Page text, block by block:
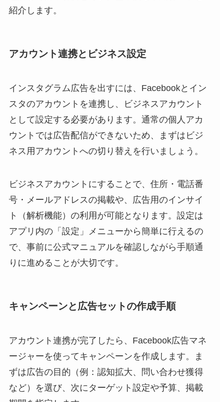
紹介します。
アカウント連携とビジネス設定
インスタグラム広告を出すには、Facebookとイン
スタのアカウントを連携し、ビジネスアカウント
として設定する必要があります。通常の個人アカ
ウントでは広告配信ができないため、まずはビジ
ネス用アカウントへの切り替えを行いましょう。
ビジネスアカウントにすることで、住所・電話番
号・メールアドレスの掲載や、広告用のインサイ
ト（解析機能）の利用が可能となります。設定は
アプリ内の「設定」メニューから簡単に行えるの
で、事前に公式マニュアルを確認しながら手順通
りに進めることが大切です。
キャンペーンと広告セットの作成手順
アカウント連携が完了したら、Facebook広告マネ
ージャーを使ってキャンペーンを作成します。ま
ずは広告の目的（例：認知拡大、問い合わせ獲得
など）を選び、次にターゲット設定や予算、掲載